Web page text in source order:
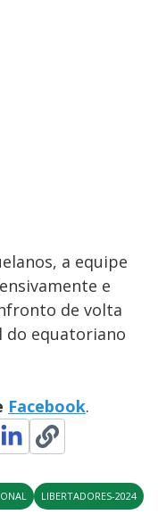
a equipe
e
de volta
do equatoriano
Facebook.
LIBERTADORES-2024